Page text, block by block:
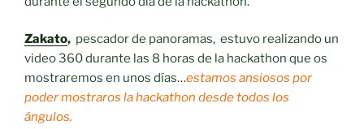
Zakato, pescador de panoramas, estuvo realizando un
video 360 durante las 8 horas de la hackathon que os
mostraremos en unos días…estamos ansiosos por
poder mostraros la hackathon desde todos los
ángulos.